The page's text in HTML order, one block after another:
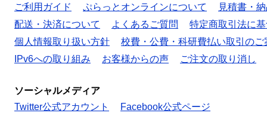
ご利用ガイド
ぷらっとオンラインについて
見積書・
配送・決済について
よくあるご質問
特定商取引法に
個人情報取り扱い方針
校費・公費・科研費払い取引のご
IPv6への取り組み
お客様からの声 ご注文の取り消し
ソーシャルメディア
Twitter公式アカウント
Facebook公式ページ